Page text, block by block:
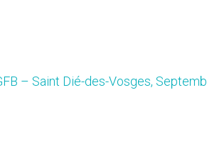
– Saint Dié-des-Vosges,